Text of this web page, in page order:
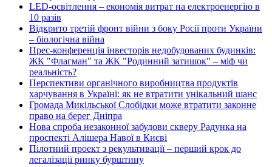
LED-освітлення – економія витрат на електроенергію в
10 разів
Відкрито третій фронт війни з боку Росії проти України
– біологічна війна
Прес-конференція інвесторів недобудованих будинків:
ЖК "Флагман" та ЖК "Родинний затишок" – міф чи
реальність?
Перспективи органічного виробництва продуктів
харчування в Україні: як не втратити унікальний шанс
Громада Микільської Слобідки може втратити законне
право на берег Дніпра
Нова спроба незаконної забудови скверу Радунка на
проспекті Алішера Навої в Києві
Пілотний проект з рекультивації – перший крок до
легалізації ринку бурштину